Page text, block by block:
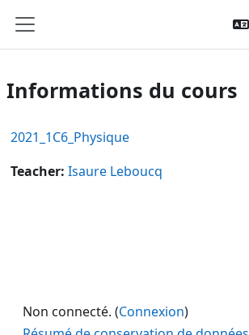
Panneau latéral
Informations du cours
2021_1C6_Physique
Teacher: Isaure Leboucq
Non connecté. (Connexion)